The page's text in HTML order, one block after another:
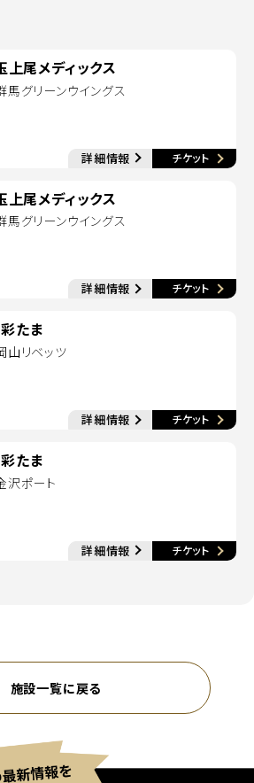
上尾メディックス
馬グリーンウイングス
ドウで開く
詳細情報
別ウィンドウで開く チケット 別
上尾メディックス
馬グリーンウイングス
ドウで開く
詳細情報
別ウィンドウで開く チケット 別
たま
山リベッツ
ドウで開く
詳細情報
別ウィンドウで開く チケット 別
たま
沢ポート
ドウで開く
詳細情報
別ウィンドウで開く チケット 別
施設一覧に戻る